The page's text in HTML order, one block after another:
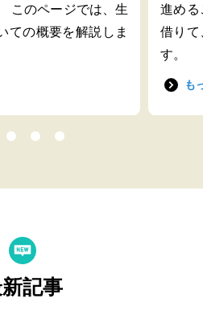
このページでは、生
ての概要を解説しま
進める
借りて
す。
も
記事